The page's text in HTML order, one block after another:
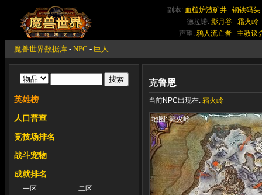
副本: 血槌炉渣矿井
钢铁码头
德拉诺: 影月谷
霜火岭
声望: 鸦人流亡者 主教议
魔兽世界数据库 - NPC - 巨人
英雄榜
人口普查
竞技场排名
战斗宠物
成就排名
一区
二区
克鲁恩
当前NPC出现在: 霜火岭
地图: 霜火岭